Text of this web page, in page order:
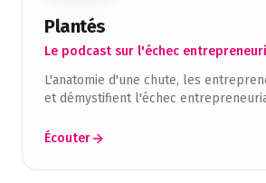
Plantés
Le podcast sur l'échec
L'anatomie d'une chute, les
et démystifient l'échec
Écouter